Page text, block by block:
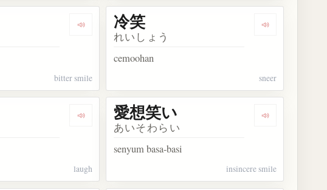
Dengarkan kosakata 苦笑
bitter smile
Dengarkan
冷笑
れいしょう
cemoohan
sneer
Dengarkan kosakata 一笑
laugh
Dengarkan
愛想笑い
あいそわらい
senyum basa-basi
insincere smile